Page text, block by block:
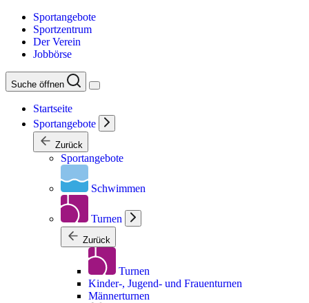
Sportangebote
Sportzentrum
Der Verein
Jobbörse
Suche öffnen
Startseite
Sportangebote
Zurück
Sportangebote
Schwimmen
Turnen
Zurück
Turnen
Kinder-, Jugend- und Frauenturnen
Männerturnen